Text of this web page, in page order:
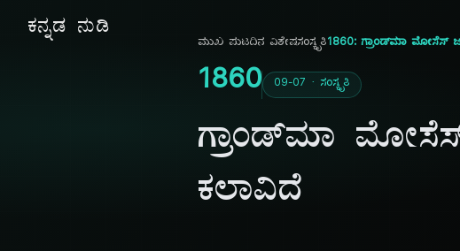
ಕನ್ನಡ ನುಡಿ
ಮುಖ ಪುಟದಿನ ವಿಶೇಷಸಂಸ್ಕೃತಿ1860: ಗ್ರಾಂಡ್‌ಮಾ ಮೋಸೆಸ್
1860 09-07 · ಸಂಸ್ಕೃತಿ
ಗ್ರಾಂಡ್‌ಮಾ
ಕಲಾವಿದೆ